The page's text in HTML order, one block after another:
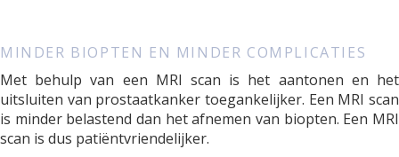
MINDER BIOPTEN EN MINDER COMPLICATIES
Met behulp van een MRI scan is het aantonen en het
uitsluiten van prostaatkanker toegankelijker. Een MRI scan
is minder belastend dan het afnemen van biopten. Een MRI
scan is dus patiëntvriendelijker.